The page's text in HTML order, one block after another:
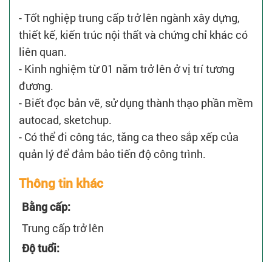
- Tốt nghiệp trung cấp trở lên ngành xây dựng,
thiết kế, kiến trúc nội thất và chứng chỉ khác có
liên quan.
- Kinh nghiệm từ 01 năm trở lên ở vị trí tương
đương.
- Biết đọc bản vẽ, sử dụng thành thạo phần mềm
autocad, sketchup.
- Có thể đi công tác, tăng ca theo sắp xếp của
quản lý để đảm bảo tiến độ công trình.
Thông tin khác
Bằng cấp:
Trung cấp trở lên
Độ tuổi: